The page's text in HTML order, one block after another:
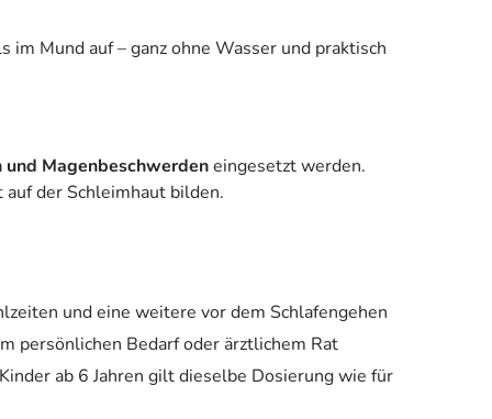
Mund auf – ganz ohne Wasser und praktisch
und Magenbeschwerdeneingesetzt werden.
der Schleimhaut bilden.
und eine weitere vor dem Schlafengehen
persönlichen Bedarf oder ärztlichem Rat
ab 6 Jahren gilt dieselbe Dosierung wie für